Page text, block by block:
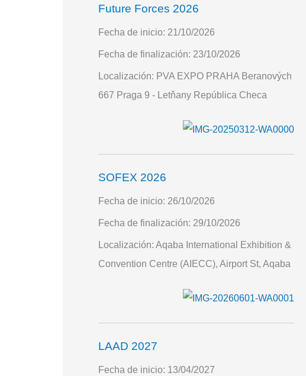
Future Forces 2026
Fecha de inicio: 21/10/2026
Fecha de finalización: 23/10/2026
Localización: PVA EXPO PRAHA Beranových
667 Praga 9 - Letňany República Checa
SOFEX 2026
Fecha de inicio: 26/10/2026
Fecha de finalización: 29/10/2026
Localización: Aqaba International Exhibition &
Convention Centre (AIECC), Airport St, Aqaba
LAAD 2027
Fecha de inicio: 13/04/2027